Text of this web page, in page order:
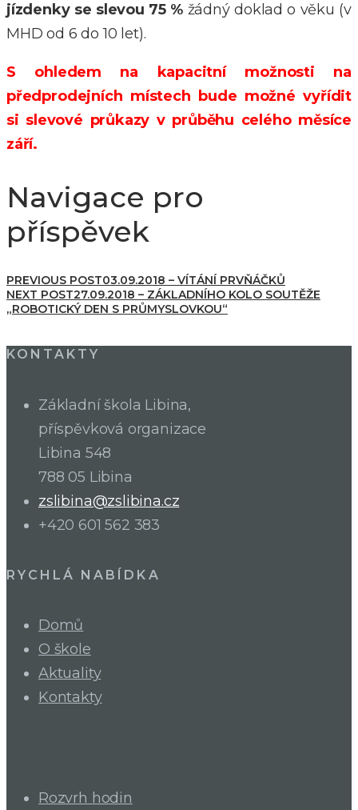
jízdenky se slevou 75 % žádný doklad o věku (v
MHD od 6 do 10 let).
S ohledem na kapacitní možnosti na
předprodejních místech bude možné vyřídit
si slevové průkazy v průběhu celého měsíce
září.
Navigace pro
příspěvek
PREVIOUS POST03.09.2018 – VÍTÁNÍ PRVŇÁČKŮ
NEXT POST27.09.2018 – ZÁKLADNÍHO KOLO SOUTĚŽE
„ROBOTICKÝ DEN S PRŮMYSLOVKOU“
KONTAKTY
Základní škola Libina,
příspěvková organizace
Libina 548
788 05 Libina
zslibina@zslibina.cz
+420 601 562 383
RYCHLÁ NABÍDKA
Domů
O škole
Aktuality
Kontakty
Rozvrh hodin